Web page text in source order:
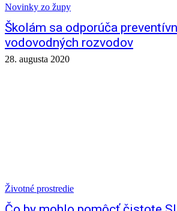
Novinky zo župy
Školám sa odporúča
vodovodných rozvodov
28. augusta 2020
Životné prostredie